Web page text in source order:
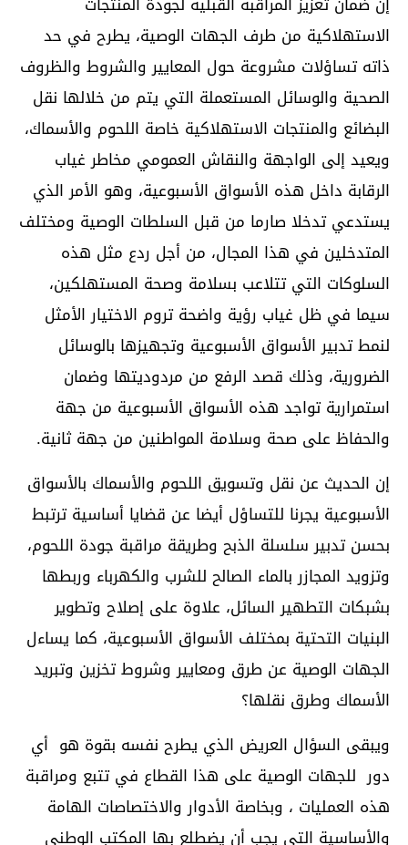
الاستهلاكية من طرف الجهات الوصية، يطرح في حد
ذاته تساؤلات مشروعة حول المعايير والشروط والظروف
الصحية والوسائل المستعملة التي يتم من خلالها نقل
البضائع والمنتجات الاستهلاكية خاصة اللحوم والأسماك،
ويعيد إلى الواجهة والنقاش العمومي مخاطر غياب
الرقابة داخل هذه الأسواق الأسبوعية، وهو الأمر الذي
يستدعي تدخلا صارما من قبل السلطات الوصية ومختلف
المتدخلين في هذا المجال، من أجل ردع مثل هذه
السلوكات التي تتلاعب بسلامة وصحة المستهلكين،
سيما في ظل غياب رؤية واضحة تروم الاختيار الأمثل
لنمط تدبير الأسواق الأسبوعية وتجهيزها بالوسائل
الضرورية، وذلك قصد الرفع من مردوديتها وضمان
استمرارية تواجد هذه الأسواق الأسبوعية من جهة
والحفاظ على صحة وسلامة المواطنين من جهة ثانية.
إن الحديث عن نقل وتسويق اللحوم والأسماك بالأسواق
الأسبوعية يجرنا للتساؤل أيضا عن قضايا أساسية ترتبط
بحسن تدبير سلسلة الذبح وطريقة مراقبة جودة اللحوم،
وتزويد المجازر بالماء الصالح للشرب والكهرباء وربطها
بشبكات التطهير السائل، علاوة على إصلاح وتطوير
البنيات التحتية بمختلف الأسواق الأسبوعية، كما يساءل
الجهات الوصية عن طرق ومعايير وشروط تخزين وتبريد
الأسماك وطرق نقلها؟
ويبقى السؤال العريض الذي يطرح نفسه بقوة هو أي
دور للجهات الوصية على هذا القطاع في تتبع ومراقبة
هذه العمليات ، وبخاصة الأدوار والاختصاصات الهامة
والأساسية التي يجب أن يضطلع بها المكتب الوطني